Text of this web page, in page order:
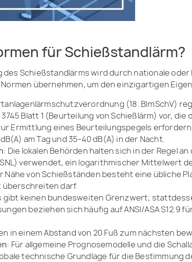
für Schießstandlärm?
des Schießstandlärms wird durch nationale
übernehmen, um den einzigartigen
(18. BImSchV)
3745 Blatt 1 (Beurteilung von Schießlärm) vor,
Ermittlung eines Beurteilungspegels
am Tag und 35-40 dB(A) in der Nacht.
: Die lokalen Behörden halten sich in der Regel
verwendet, ein logarithmischer Mittelwert
Nähe von Schießständen besteht eine übliche
überschreiten darf.
gibt keinen bundesweiten Grenzwert;
beziehen sich häufig auf ANSI/ASA
in einem Abstand von 20 Fuß zum nächsten
: Für allgemeine Prognosemodelle und die
technische Grundlage für die Bestimmung